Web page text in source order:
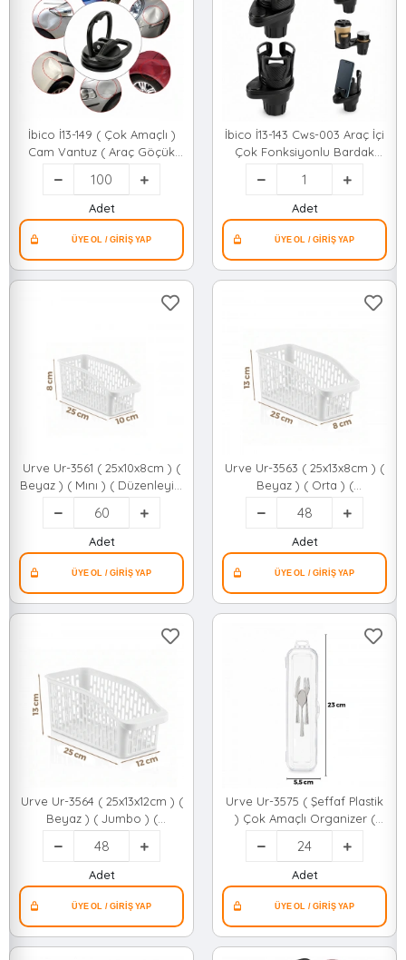
İbico İ13-149 ( Çok Amaçlı )
Cam Vantuz ( Araç Göçük
Düzeltici Vb.)*100x5
Adet
İbico İ13-143 Cws-003 Araç İçi
Çok Fonksiyonlu Bardak
Tutucu & 2 Bölmeli ( 360°
Dönebilen & Genişleyebilir
Üst Hazne & Stand ) *60
Adet
Urve Ur-3561 ( 25x10x8cm ) (
Beyaz ) ( Mını ) ( Düzenleyici
) Plastik Çok Amaçlı
Organizer*60=k
Adet
Urve Ur-3563 ( 25x13x8cm ) (
Beyaz ) ( Orta ) (
Düzenleyici ) Plastik Çok
Amaçlı Organizer*48=k
Adet
Urve Ur-3564 ( 25x13x12cm ) (
Beyaz ) ( Jumbo ) (
Düzenleyici ) Plastik Çok
Amaçlı Organizer*48=k
Adet
Urve Ur-3575 ( Şeffaf Plastik
) Çok Amaçlı Organizer (
Kapaklı Kutu ) (23x5.5cm)
Çatal Bıçak Kutusu*24=k
Adet